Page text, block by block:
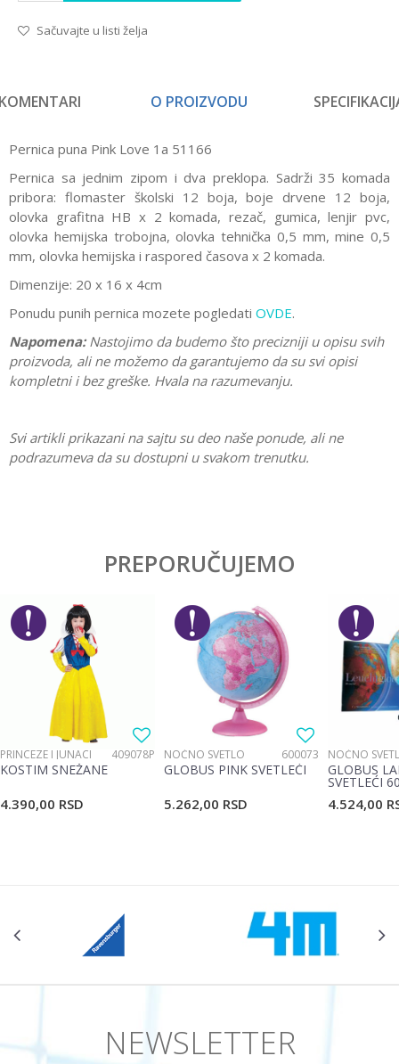
Sačuvajte u listi želja
O PROIZVODU
Pernica puna Pink Love 1a 51166
Pernica sa jednim zipom i dva preklopa. Sadrži35 komada
pribora: flomaster školski 12 boja, boje drvene 12 boja,
olovka grafitna HB x 2 komada, rezač, gumica, lenjir pvc,
olovka hemijska trobojna, olovka tehnička 0,5 mm, mine 0,5
mm, olovka hemijska i raspored časova x 2 komada.
Dimenzije: 20 x 16 x 4cm
Ponudu punih pernica mozete pogledati OVDE.
Napomena:Nastojimo da budemo što precizniji u opisu svih
proizvoda, ali ne možemo da garantujemo da su svi opisi
kompletni i bez greške. Hvala na razumevanju.
Svi artikli prikazani na sajtu su deo naše ponude, ali ne
podrazumeva da su dostupni u svakom trenutku.
Devojčice
Brend
Connect
Email
PREPORUČUJEMO
PRINCEZE I JUNACI 409078P
KOSTIM SNEŽANE
4.390,00 RSD
NOĆNO SVETLO 600073
GLOBUS PINK SVETLEĆI
5.262,00 RSD
NOĆNO
GLOBUS
SVETLEĆI
4.524,00
NEWSLETTER